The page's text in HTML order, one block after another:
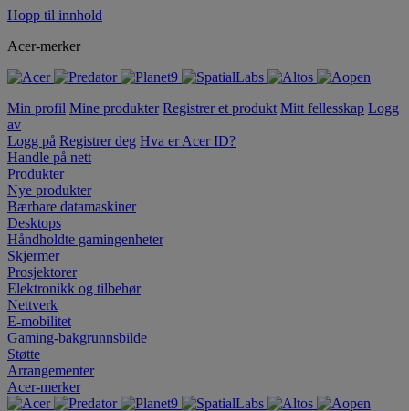
Hopp til innhold
Acer-merker
Min profil Mine produkter Registrer et produkt Mitt fellesskap Logg
av
Logg på Registrer deg Hva er Acer ID?
Handle på nett
Produkter
Nye produkter
Bærbare datamaskiner
Desktops
Håndholdte gamingenheter
Skjermer
Prosjektorer
Elektronikk og tilbehør
Nettverk
E-mobilitet
Gaming-bakgrunnsbilde
Støtte
Arrangementer
Acer-merker